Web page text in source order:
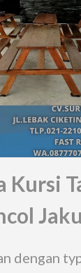
Kursi
dengan